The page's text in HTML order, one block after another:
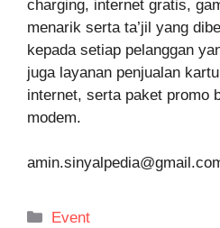
charging, internet gratis,
menarik serta ta’jil yang
kepada setiap pelanggan
juga layanan penjualan
internet, serta paket promo
modem.
Kategori
Event